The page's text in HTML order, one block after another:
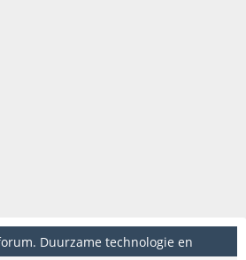
Duurzame technologie en